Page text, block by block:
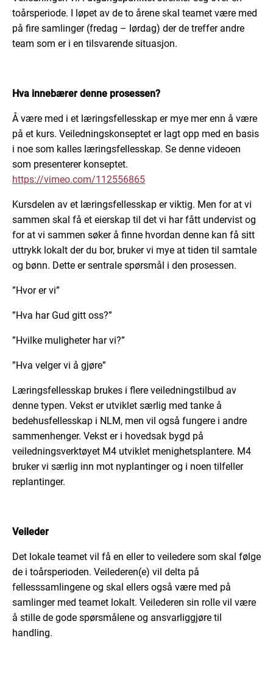
toårsperiode. I løpet av de to årene skal teamet være med
på fire samlinger (fredag – lørdag) der de treffer andre
team som er i en tilsvarende situasjon.
Hva innebærer denne prosessen?
Å være med i et læringsfellesskap er mye mer enn å være
på et kurs. Veiledningskonseptet er lagt opp med en basis
i noe som kalles læringsfellesskap. Se denne videoen
som presenterer konseptet.
https://vimeo.com/112556865
Kursdelen av et læringsfellesskap er viktig. Men for at vi
sammen skal få et eierskap til det vi har fått undervist og
for at vi sammen søker å finne hvordan denne kan få sitt
uttrykk lokalt der du bor, bruker vi mye at tiden til samtale
og bønn. Dette er sentrale spørsmål i den prosessen.
”Hvor er vi”
”Hva har Gud gitt oss?”
”Hvilke muligheter har vi?”
”Hva velger vi å gjøre”
Læringsfellesskap brukes i flere veiledningstilbud av
denne typen. Vekst er utviklet særlig med tanke å
bedehusfellesskap i NLM, men vil også fungere i andre
sammenhenger. Vekst er i hovedsak bygd på
veiledningsverktøyet M4 utviklet menighetsplantere. M4
bruker vi særlig inn mot nyplantinger og i noen tilfeller
replantinger.
Veileder
Det lokale teamet vil få en eller to veiledere som skal følge
de i toårsperioden. Veilederen(e) vil delta på
fellesssamlingene og skal ellers også være med på
samlinger med teamet lokalt. Veilederen sin rolle vil være
å stille de gode spørsmålene og ansvarliggjøre til
handling.